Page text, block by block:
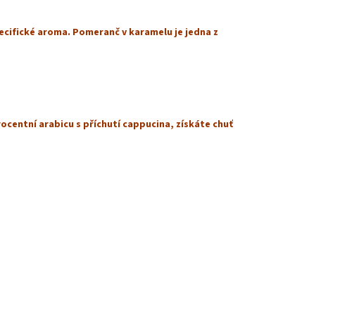
aroma. Pomeranč v karamelu je jedna z
arabicu s příchutí cappucina, získáte chuť